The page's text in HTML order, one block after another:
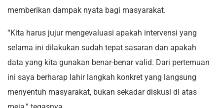
memberikan dampak nyata bagi masyarakat.
“Kita harus jujur mengevaluasi apakah intervensi yang
selama ini dilakukan sudah tepat sasaran dan apakah
data yang kita gunakan benar-benar valid. Dari pertemuan
ini saya berharap lahir langkah konkret yang langsung
menyentuh masyarakat, bukan sekadar diskusi di atas